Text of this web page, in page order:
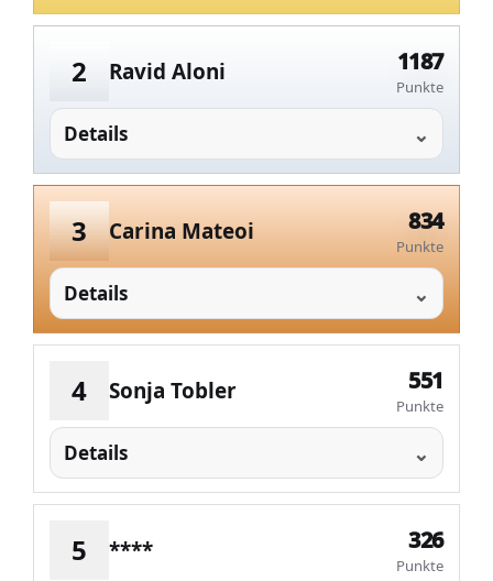
2 Ravid Aloni 1187
Punkte
Details
3 Carina Mateoi 834
Punkte
Details
4 Sonja Tobler 551
Punkte
Details
5 **** 326
Punkte